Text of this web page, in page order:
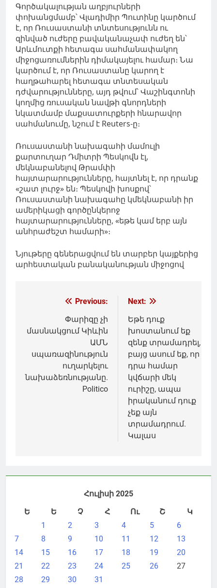
Գործակալության աղբյուրների
փոխանցմամբ՝ Վլադիմիր Պուտինը կարծում
է, որ Ռուսաստանի տնտեսությունն ու
զինված ուժերը բավականաչափ ուժեղ են՝
Արևմուտքի հետագա սահմանափակող
միջոցառումներին դիմակայելու համար։ Նա
կարծում է, որ Ռուսաստանը կարող է
հաղթահարել հետագա տնտեսական
դժվարությունները, այդ թվում՝ Վաշինգտոնի
կողմից ռուսական նավթի գնորդների
նկատմամբ մաքսատուրքերի հնարավոր
սահմանումը, նշում է Reuters-ը։
Ռուսաստանի նախագահի մամուլի
քարտուղար Դմիտրի Պեսկովն էլ,
մեկնաբանելով Թրամփի
հայտարարությունները, հայտնել է, որ դրանք
«շատ լուրջ» են։ Պեսկովի խոսքով՝
Ռուսաստանի նախագահը կմեկնաբանի իր
ամերիկացի գործընկերոջ
հայտարարությունները, «եթե կամ երբ այն
անհրաժեշտ համարի»։
Նյութերը գեներացվում են տարբեր կայքերից
արհեստական բանականության միջոցով
Գրառումների
նավարկումը
Previous:
Փարիզը չի
մասնակցում Կիևին
ԱՄՆ
սպառազինություն
ուղարկելու
նախաձեռնությանը.
Politico
Next:
Եթե դուք
խոստանում եք
զենք տրամադրել,
բայց ասում եք, որ
դրա համար
կվճարի մեկ
ուրիշը, ապա
իրականում դուք
չեք այն
տրամադրում.
Կալաս
Հուլիսի 2025
Ե
Ե Չ Հ Ու Շ
Կ
1
2 3 4 5
6
7
8 9 10 11 12
13
14
15 16 17 18 19
20
21
22 23 24 25 26
27
28
29 30 31